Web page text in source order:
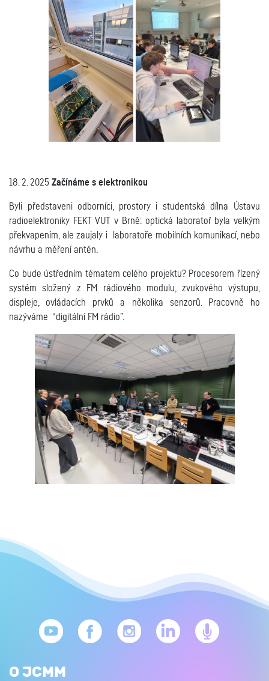
18. 2. 2025 Začínáme s elektronikou
Byli představeni odborníci, prostory i studentská dílna Ústavu
radioelektroniky FEKT VUT v Brně: optická laboratoř byla velkým
překvapením, ale zaujaly i laboratoře mobilních komunikací, nebo
návrhu a měření antén.
Co bude ústředním tématem celého projektu? Procesorem řízený
systém složený z FM rádiového modulu, zvukového výstupu,
displeje, ovládacích prvků a několika senzorů. Pracovně ho
nazýváme “digitální FM rádio”.
O JCMM